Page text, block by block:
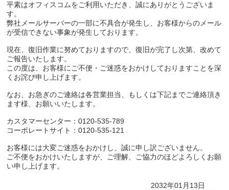
平素はオフィスコムをご利用いただき、誠にありがとうございま
す。
弊社メールサーバーの一部に不具合が発生し、お客様からのメール
が受信できない事象が発生しております。
現在、復旧作業に努めておりますので、復旧が完了し次第、改めて
ご報告いたします。
この度は、お客様にご不便・ご迷惑をおかけしておりますことを深
くお詫び申し上げます。
なお、お急ぎのご連絡は各営業担当、もしくは下記までご連絡頂き
ます様、お願いいたします。
カスタマーセンター：0120-535-789
コーポレートサイト：0120-535-121
お客様には大変ご迷惑をおかけし、誠に申し訳ございません。
ご不便をおかけいたしますが、ご理解、ご協力のほどよろしくお願
い申し上げます。
2032年01月13日